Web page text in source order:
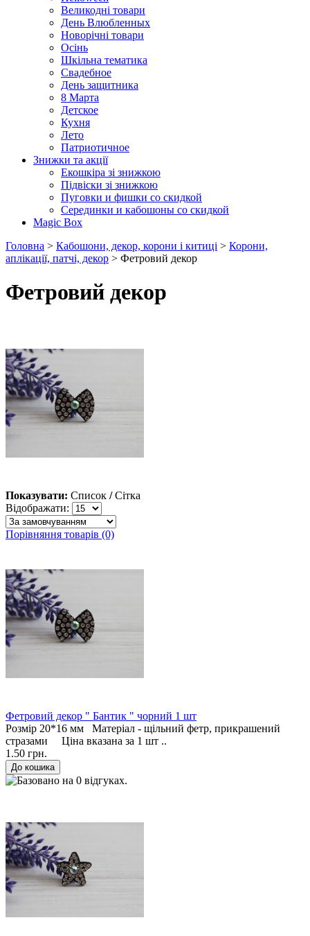
Великодні товари
День Влюбленных
Новорічні товари
Осінь
Шкільна тематика
Свадебное
День защитника
8 Марта
Детское
Кухня
Лето
Патриотичное
Знижки та акції
Екошкіра зі знижкою
Підвіски зі знижкою
Пуговки и фишки со скидкой
Серединки и кабошоны со скидкой
Magic Box
Головна > Кабошони, декор, корони і китиці > Корони,
аплікації, патчі, декор > Фетровий декор
Фетровий декор
Показувати: Список / Сітка
Відображати:
Порівняння товарів (0)
Фетровий декор " Бантик " чорний 1 шт
Розмір 20*16 мм Матеріал - щільний фетр, прикрашений
стразами Ціна вказана за 1 шт ..
1.50 грн.